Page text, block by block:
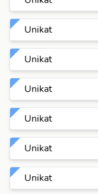
Unikat
Unikat
Unikat
Unikat
Unikat
Unikat